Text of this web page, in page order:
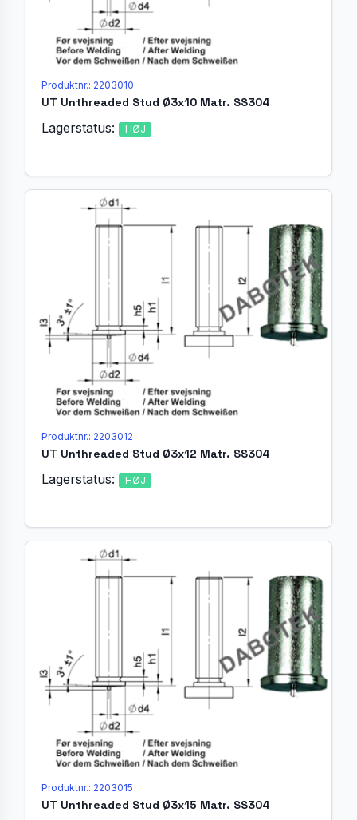
Produktnr.: 2203010
UT Unthreaded Stud Ø3x10 Matr. SS304
Lagerstatus: HØJ
Produktnr.: 2203012
UT Unthreaded Stud Ø3x12 Matr. SS304
Lagerstatus: HØJ
Produktnr.: 2203015
UT Unthreaded Stud Ø3x15 Matr. SS304